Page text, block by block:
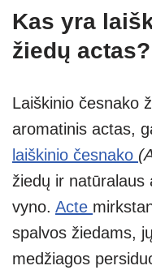
Kas yra
žiedų actas?
Laiškinio česnako
aromatinis actas,
laiškinio česnako
žiedų ir natūralaus
vyno. Acte
spalvos žiedams,
medžiagos